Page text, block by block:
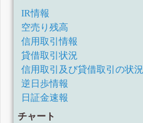
IR情報
空売り残高
信用取引情報
貸借取引状況
信用取引及び貸借取引の状況
逆日歩情報
日証金速報
チャート